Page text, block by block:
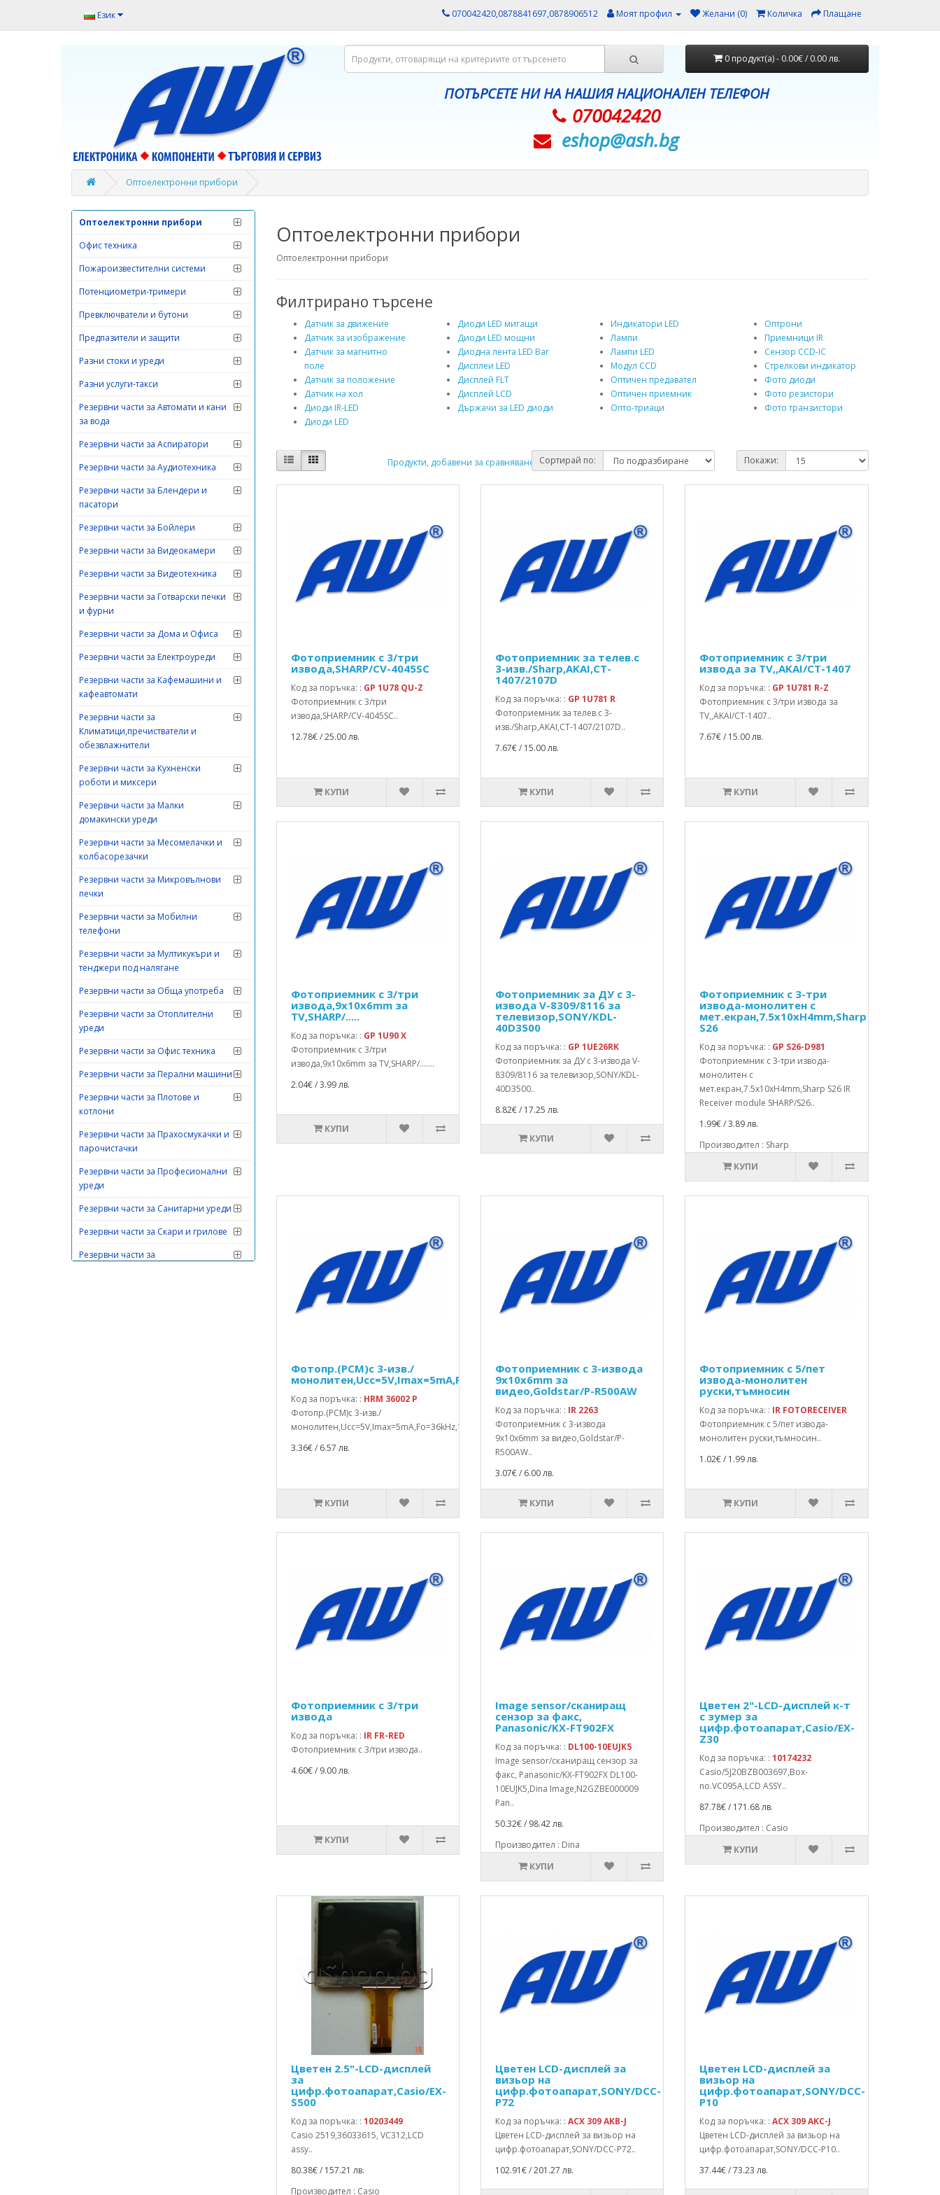
Език 070042420,0878841697,0878906512 Моят профил Желани (0) Количка Плащане
0 продукт(а) - 0.00€ / 0.00 лв.
ПОТЪРСЕТЕ НИ НА НАШИЯ НАЦИОНАЛЕН ТЕЛЕФОН
070042420
eshop@­ash.bg
Оптоелектронни прибори
Компютри и аксесоари
Кондензатори електролитни
Кондензатори танталови
Крепежни елементи
Кутии
Лампи и др.разни
Масла и греси
Оптоелектронни прибори
Офис техника
Пожароизвестителни системи
Потенциометри-тримери
Превключватели и бутони
Предпазители и защити
Разни стоки и уреди
Разни услуги-такси
Резервни части за Автомати и кани
за вода
Резервни части за Аспиратори
Резервни части за Аудиотехника
Резервни части за Блендери и
пасатори
Резервни части за Бойлери
Резервни части за Видеокамери
Резервни части за Видеотехника
Резервни части за Готварски печки
и фурни
Резервни части за Дома и Офиса
Резервни части за Електроуреди
Резервни части за Кафемашини и
кафеавтомати
Резервни части за
Климатици,пречистватели и
обезвлажнители
Резервни части за Кухненски
роботи и миксери
Резервни части за Малки
домакински уреди
Резервни части за Месомелачки и
колбасорезачки
Резервни части за Микровълнови
печки
Резервни части за Мобилни
телефони
Резервни части за Мултикукъри и
тенджери под налягане
Резервни части за Обща употреба
Резервни части за Отоплителни
уреди
Резервни части за Офис техника
Резервни части за Перални машини
Резервни части за Плотове и
котлони
Резервни части за Прахосмукачки и
парочистачки
Резервни части за Професионални
уреди
Резервни части за Санитарни уреди
Резервни части за Скари и грилове
Резервни части за
Оптоелектронни прибори
Оптоелектронни прибори
Филтрирано търсене
Датчик за движение
Датчик за изображение
Датчик за магнитно
поле
Датчик за положение
Датчик на хол
Диоди IR-LED
Диоди LED
Диоди LED мигащи
Диоди LED мощни
Диодна лента LED Bar
Дисплеи LED
Дисплей FLT
Дисплей LCD
Държачи за LED диоди
Индикатори LED
Лампи
Лампи LED
Модул CCD
Оптичен предавател
Оптичен приемник
Опто-триаци
Оптрони
Приемници IR
Сензор CCD-IC
Стрелкови индикатор
Фото диоди
Фото резистори
Фото транзистори
Продукти, добавени за сравняване: (0)Сортирай по: Покажи:
Фотоприемник с 3/три
извода,SHARP/CV-4045SC
Код за поръчка: : GP 1U78 QU-Z
Фотоприемник с 3/три
извода,SHARP/CV-4045SC..
12.78€ / 25.00 лв.
КУПИ
Фотоприемник за телев.с
3-изв./Sharp,AKAI,CT-
1407/2107D
Код за поръчка: : GP 1U781 R
Фотоприемник за телев.с 3-
изв./Sharp,AKAI,CT-1407/2107D..
7.67€ / 15.00 лв.
КУПИ
Фотоприемник с 3/три
извода за TV,,AKAI/CT-1407
Код за поръчка: : GP 1U781 R-Z
Фотоприемник с 3/три извода за
TV,,AKAI/CT-1407..
7.67€ / 15.00 лв.
КУПИ
Фотоприемник с 3/три
извода,9x10x6mm за
TV,SHARP/.....
Код за поръчка: : GP 1U90 X
Фотоприемник с 3/три
извода,9x10x6mm за TV,SHARP/.......
2.04€ / 3.99 лв.
КУПИ
Фотоприемник за ДУ с 3-
извода V-8309/8116 за
телевизор,SONY/KDL-
40D3500
Код за поръчка: : GP 1UE26RK
Фотоприемник за ДУ с 3-извода V-
8309/8116 за телевизор,SONY/KDL-
40D3500..
8.82€ / 17.25 лв.
КУПИ
Фотоприемник с 3-три
извода-монолитен с
мет.екран,7.5x10xH4mm,Sharp
S26
Код за поръчка: : GP S26-D981
Фотоприемник с 3-три извода-
монолитен с
мет.екран,7.5x10xH4mm,Sharp S26 IR
Receiver module SHARP/S26..
1.99€ / 3.89 лв.
Производител : Sharp
КУПИ
Фотопр.(PCM)с 3-изв./
монолитен,Ucc=5V,Imax=5mA,Fo=36kHz,10x12x5.5mm
Код за поръчка: : HRM 36002 P
Фотопр.(PCM)с 3-изв./
монолитен,Ucc=5V,Imax=5mA,Fo=36kHz,10x12x5.5mm..
3.36€ / 6.57 лв.
КУПИ
Фотоприемник с 3-извода
9x10x6mm за
видео,Goldstar/P-R500AW
Код за поръчка: : IR 2263
Фотоприемник с 3-извода
9x10x6mm за видео,Goldstar/P-
R500AW..
3.07€ / 6.00 лв.
КУПИ
Фотоприемник с 5/пет
извода-монолитен
руски,тъмносин
Код за поръчка: : IR FOTORECEIVER
Фотоприемник с 5/пет извода-
монолитен руски,тъмносин..
1.02€ / 1.99 лв.
КУПИ
Фотоприемник с 3/три
извода
Код за поръчка: : IR FR-RED
Фотоприемник с 3/три извода..
4.60€ / 9.00 лв.
КУПИ
Image sensor/сканиращ
сензор за факс,
Panasonic/KX-FT902FX
Код за поръчка: : DL100-10EUJK5
Image sensor/сканиращ сензор за
факс, Panasonic/KX-FT902FX DL100-
10EUJK5,Dina Image,N2GZBE000009
Pan..
50.32€ / 98.42 лв.
Производител : Dina
КУПИ
Цветен 2"-LCD-дисплей к-т
с зумер за
цифр.фотоапарат,Casio/EX-
Z30
Код за поръчка: :10174232
Casio/5J20BZB003697,Box-
no.VC095A,LCD ASSY..
87.78€ / 171.68 лв.
Производител : Casio
КУПИ
Цветен 2.5"-LCD-дисплей
за
цифр.фотоапарат,Casio/EX-
S500
Код за поръчка: : 10203449
Casio 2519,36033615, VC312,LCD
assy..
80.38€ / 157.21 лв.
Производител : Casio
Цветен LCD-дисплей за
визьор на
цифр.фотоапарат,SONY/DCC-
P72
Код за поръчка: : ACX 309 AKB-J
Цветен LCD-дисплей за визьор на
цифр.фотоапарат,SONY/DCC-P72..
102.91€ / 201.27 лв.
Цветен LCD-дисплей за
визьор на
цифр.фотоапарат,SONY/DCC-
P10
Код за поръчка: :ACX 309 AKC-J
Цветен LCD-дисплей за визьор на
цифр.фотоапарат,SONY/DCC-P10..
37.44€ / 73.23 лв.